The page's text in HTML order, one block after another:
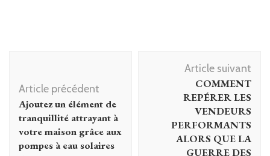
Article précédent
Ajoutez un élément de
tranquillité attrayant à
votre maison grâce aux
pompes à eau solaires
Article suivant
COMMENT
REPÉRER LES
VENDEURS
PERFORMANTS
ALORS QUE LA
GUERRE DES